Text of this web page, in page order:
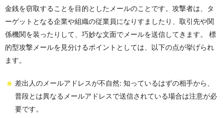
金銭を窃取することを目的としたメールのことです。攻撃者は、タ
ーゲットとなる企業や組織の従業員になりすましたり、取引先や関
係機関を装ったりして、巧妙な文面でメールを送信してきます。 標
的型攻撃メールを見分けるポイントとしては、以下の点が挙げられ
ます。
差出人のメールアドレスが不自然: 知っているはずの相手から、
普段とは異なるメールアドレスで送信されている場合は注意が必
要です。